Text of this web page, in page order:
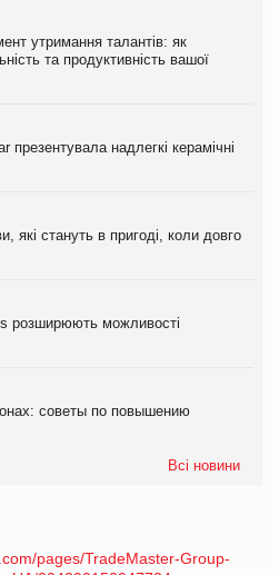
утримання талантів: як
та продуктивність вашої
презентувала надлегкі керамічні
які стануть в пригоді, коли довго
розширюють можливості
советы по повышению
Всі новини